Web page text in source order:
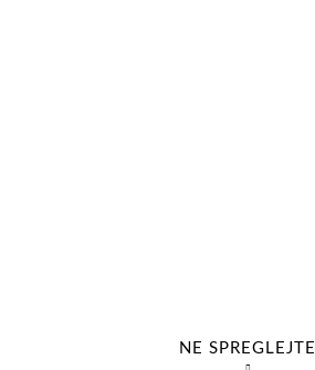
NE SPREGLEJTE